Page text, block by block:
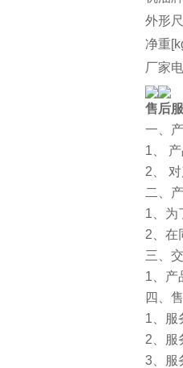
外形
净重
厂家
售后
一、
1、
2、
二、
1、为
2、在
三、
1、产
四、
1、服
2、服
3、服